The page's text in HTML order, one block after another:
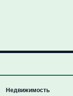
Недвижимость